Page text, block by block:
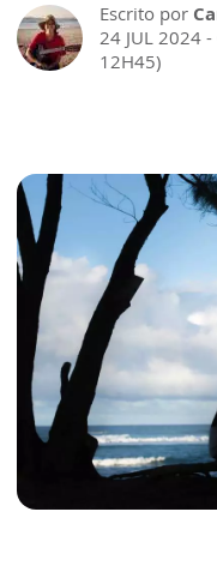
Escrito por
24 JUL 2024
12H45)